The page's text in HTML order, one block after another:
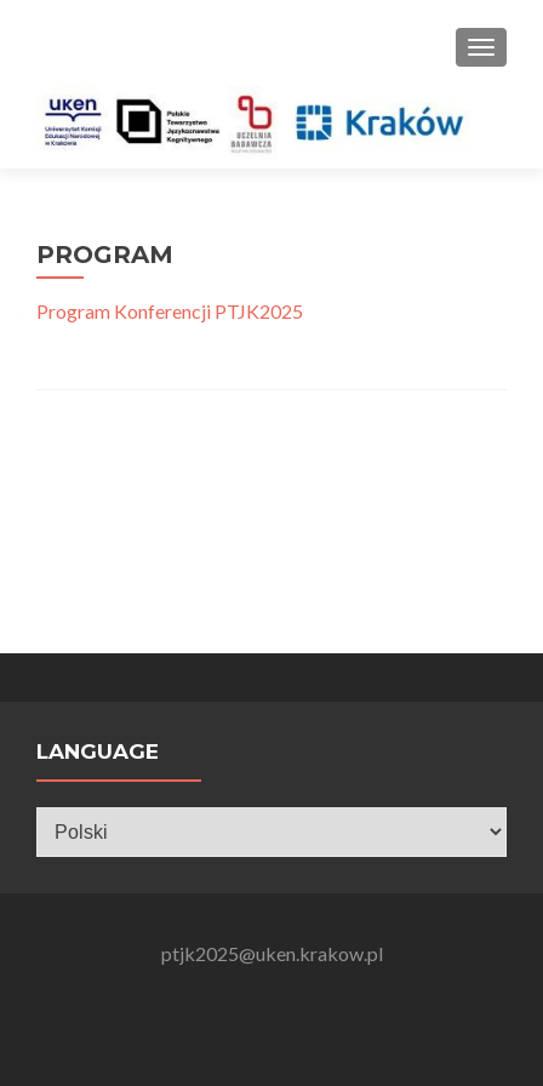
PROGRAM
Program Konferencji PTJK2025
LANGUAGE
ptjk2025@uken.krakow.pl